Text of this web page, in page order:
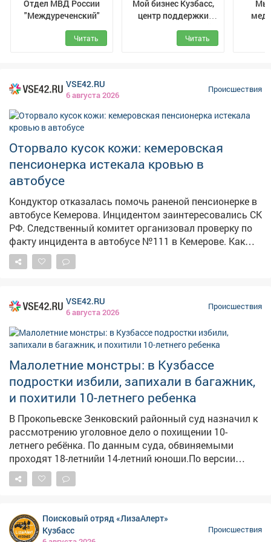
Отдел МВД России
"Междуреченский"
Читать
Мой бизнес Кузбасс,
центр поддержки
Читать
VSE42.RU
6 августа 2026
Происшествия
Оторвало кусок кожи: кемеровская
пенсионерка истекала кровью в
автобусе
Кондуктор отказалась помочь раненой пенсионерке в
автобусе Кемерова. Инцидентом заинтересовались СК
РФ. Следственный комитет организовал проверку по
факту инцидента в автобусе №111 в Кемерове. Как
сообщает Информационный центр СК России, 4
августа около 10:35 дверь автобуса зажала руку
спичечный коробок иначалось сильное кровотечение.
Пассажиры попросили кондуктора дать аптечку и
остановить автобус у травмпункта, но, по их данным,
получили грубый отказ. Кондуктор якобы заявила, что
в случившемся виноваты сами пассажиры. Людям
пришлось самостоятельно перевязывать рану
подручными средствами – даже бинта им не дали.
Председатель Следственного комитета Александр
Бастрыкин поручил и.о. руководителя кузбасского
управления Александру Кустову доложить о
результатах проверки. Исполнение поручения
поставлено на контроль в центральном аппарате
VSE42.RU
6 августа 2026
Происшествия
Малолетние монстры: в Кузбассе
подростки избили, запихали в багажник,
и похитили 10-летнего ребенка
В Прокопьевске Зенковский районный суд назначил к
рассмотрению уголовное дело о похищении 10-
летнего ребёнка. По данным суда, обвиняемыми
проходят 18-летнийи 14-летний юноши.По версии
следствия, они совместно применили силу к мальчику,
заставили его залезть в багажник автомобиля ВАЗ и
веревкой, после чего вынесли на улицу, – сообщает
Объединенный пресс-центр судов Кемеровской
области. Однако мальчику удалось самостоятельно
Поисковый отряд «ЛизаАлерт»
Кузбасс
Происшествия